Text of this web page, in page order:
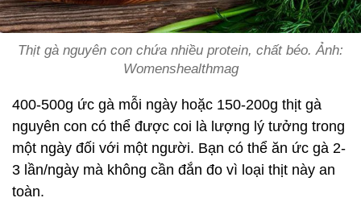
Thịt gà nguyên con chứa nhiều protein, chất béo. Ảnh:
Womenshealthmag
400-500g ức gà mỗi ngày hoặc 150-200g thịt gà
nguyên con có thể được coi là lượng lý tưởng trong
một ngày đối với một người. Bạn có thể ăn ức gà 2-
3 lần/ngày mà không cần đắn đo vì loại thịt này an
toàn.